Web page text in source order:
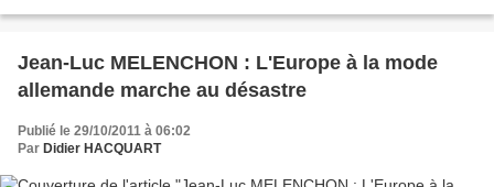
Jean-Luc MELENCHON : L'Europe à la mode
allemande marche au désastre
Publié le 29/10/2011 à 06:02
Par Didier HACQUART